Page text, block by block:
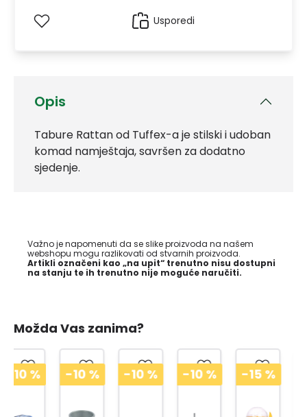
Opis
Tabure Rattan od Tuffex-a je stilski i udoban
komad namještaja, savršen za dodatno
sjedenje.
Važno je napomenuti da se slike proizvoda na našem
webshopu mogu razlikovati od stvarnih proizvoda.
Artikli označeni kao „na upit“ trenutno nisu dostupni
na stanju te ih trenutno nije moguće naručiti.
Usporedi
Možda Vas zanima?
-10 -10 -10 -15 -15